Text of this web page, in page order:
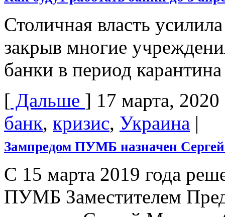
Столичная власть
закрыв многие
банки в период
[ Дальше ] 17 марта, 2020
банк, кризис, Украина |
Зампредом ПУМБ назначен
С 15 марта 2019 года
ПУМБ Заместителем